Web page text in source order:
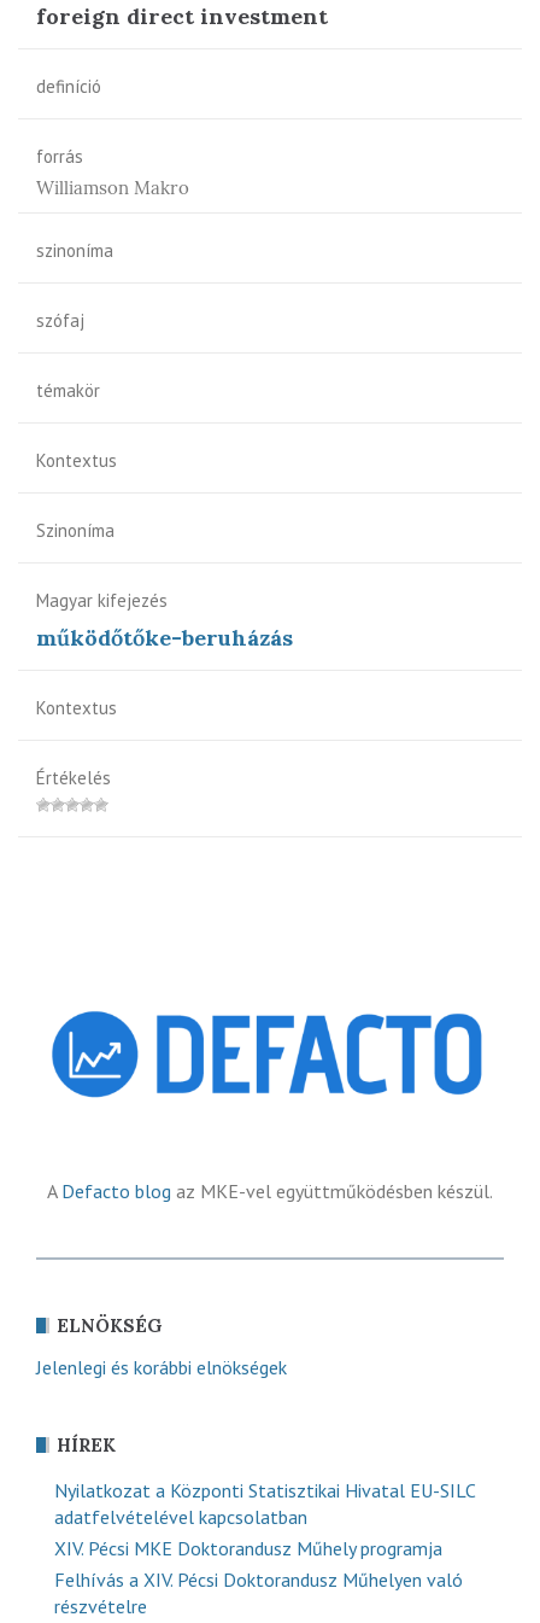
foreign direct investment
definíció
forrás
Williamson Makro
szinoníma
szófaj
témakör
Kontextus
Szinoníma
Magyar kifejezés
működőtőke-beruházás
Kontextus
Értékelés
A Defacto blog az MKE-vel együttműködésben készül.
ELNÖKSÉG
Jelenlegi és korábbi elnökségek
HÍREK
Nyilatkozat a Központi Statisztikai Hivatal EU-SILC
adatfelvételével kapcsolatban
XIV. Pécsi MKE Doktorandusz Műhely programja
Felhívás a XIV. Pécsi Doktorandusz Műhelyen való
részvételre